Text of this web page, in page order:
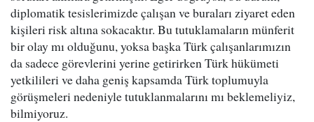
diplomatik tesislerimizde çalışan ve buraları ziyaret eden
kişileri risk altına sokacaktır. Bu tutuklamaların münferit
bir olay mı olduğunu, yoksa başka Türk çalışanlarımızın
da sadece görevlerini yerine getirirken Türk hükümeti
yetkilileri ve daha geniş kapsamda Türk toplumuyla
görüşmeleri nedeniyle tutuklanmalarını mı beklemeliyiz,
bilmiyoruz.